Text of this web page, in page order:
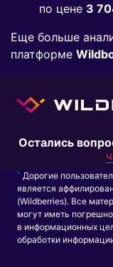
по цене 3
Еще больше
платформе
Остались
* Дорогие
является
(Wildberries). Все
могут иметь
в информационных
обработки